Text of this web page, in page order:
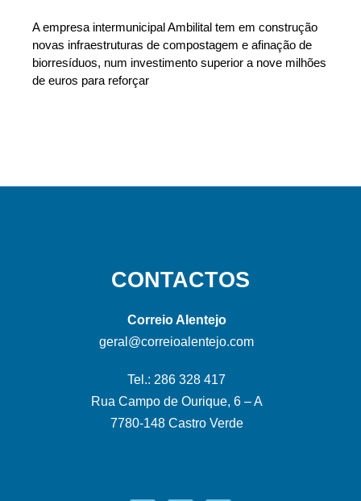
A empresa intermunicipal Ambilital tem em construção
novas infraestruturas de compostagem e afinação de
biorresíduos, num investimento superior a nove milhões
de euros para reforçar
CONTACTOS
Correio Alentejo
geral@correioalentejo.com
Tel.: 286 328 417
Rua Campo de Ourique, 6 – A
7780-148 Castro Verde